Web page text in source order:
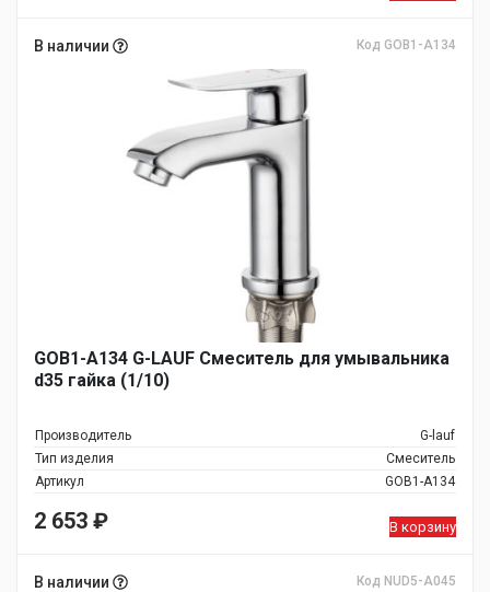
В наличии Код GOB1-A134
GOB1-A134 G-LAUF Смеситель для умывальника
d35 гайка (1/10)
Производитель
G-lauf
Тип изделия
Смеситель
Артикул
GOB1-A134
2 653 ₽ В корзину
В наличии Код NUD5-A045